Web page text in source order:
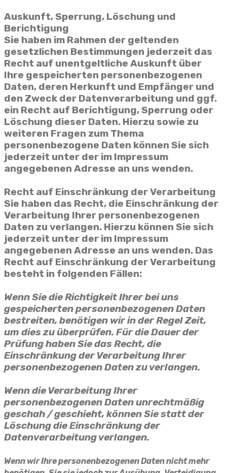
Auskunft, Sperrung, Löschung und
Berichtigung
Sie haben im Rahmen der geltenden
gesetzlichen Bestimmungen jederzeit das
Recht auf unentgeltliche Auskunft über
Ihre gespeicherten personenbezogenen
Daten, deren Herkunft und Empfänger und
den Zweck der Datenverarbeitung und ggf.
ein Recht auf Berichtigung, Sperrung oder
Löschung dieser Daten. Hierzu sowie zu
weiteren Fragen zum Thema
personenbezogene Daten können Sie sich
jederzeit unter der im Impressum
angegebenen Adresse an uns wenden.
Recht auf Einschränkung der Verarbeitung
Sie haben das Recht, die Einschränkung der
Verarbeitung Ihrer personenbezogenen
Daten zu verlangen. Hierzu können Sie sich
jederzeit unter der im Impressum
angegebenen Adresse an uns wenden. Das
Recht auf Einschränkung der Verarbeitung
besteht in folgenden Fällen:
Wenn Sie die Richtigkeit Ihrer bei uns
gespeicherten personenbezogenen Daten
bestreiten, benötigen wir in der Regel Zeit,
um dies zu überprüfen. Für die Dauer der
Prüfung haben Sie das Recht, die
Einschränkung der Verarbeitung Ihrer
personenbezogenen Daten zu verlangen.
Wenn die Verarbeitung Ihrer
personenbezogenen Daten unrechtmäßig
geschah / geschieht, können Sie statt der
Löschung die Einschränkung der
Datenverarbeitung verlangen.
Wenn wir Ihre personenbezogenen Daten nicht mehr